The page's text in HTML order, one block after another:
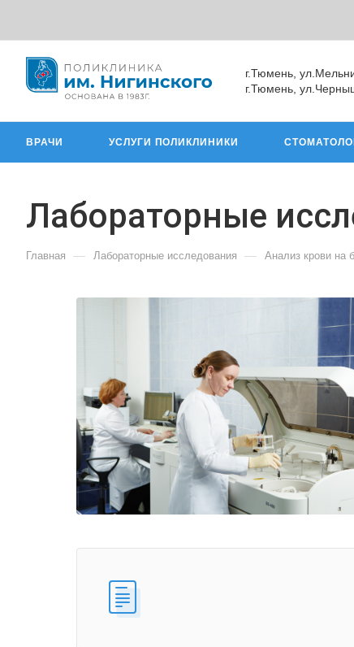
г.Тюмень,
г.Тюмень,
ВРАЧИ УСЛУГИ ПОЛИКЛИНИКИ
Лабораторные
Главная — Лабораторные исследования — Анализ крови на